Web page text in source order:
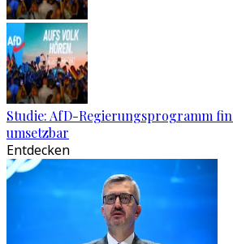
Studie: AfD-Regierungsprogramm
umsetzbar
Entdecken